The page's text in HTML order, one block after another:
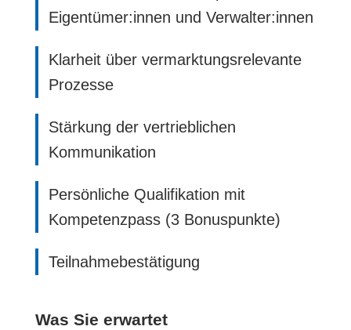
Eigentümer:innen und Verwalter:innen
Klarheit über vermarktungsrelevante
Prozesse
Stärkung der vertrieblichen
Kommunikation
Persönliche Qualifikation mit
Kompetenzpass (3 Bonuspunkte)
Teilnahmebestätigung
Was Sie erwartet